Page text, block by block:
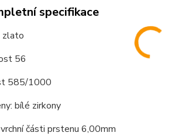
specifikace
zlato
56
585/1000
bílé zirkony
části prstenu 6,00mm